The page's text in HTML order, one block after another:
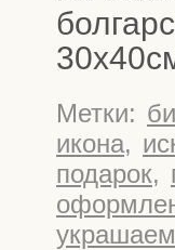
Метки:
икона,
подарок,